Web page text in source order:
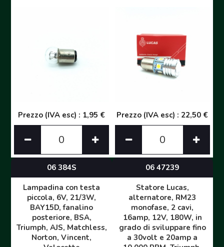
Prezzo (IVA esc) : 1,95 € Prezzo (IVA esc) : 22,50 €
06 384S
Lampadina con testa
piccola, 6V, 21/3W,
BAY15D, fanalino
posteriore, BSA,
Triumph, AJS, Matchless,
Norton, Vincent,
06 47239
Statore Lucas,
alternatore, RM23
monofase, 2 cavi,
16amp, 12V, 180W, in
grado di sviluppare fino
a 30volt e 20amp a